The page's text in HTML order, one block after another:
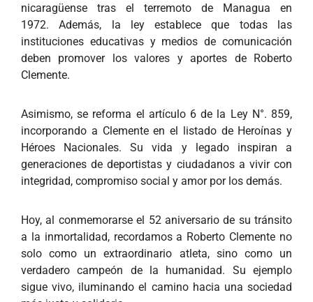
nicaragüense tras el terremoto de Managua en
1972.Además, la ley establece que todas las
instituciones educativas y medios de comunicación
deben promover los valores y aportes de Roberto
Clemente.
Asimismo, se reforma el artículo 6 de la Ley N°. 859,
incorporando a Clemente en el listado de Heroínas y
Héroes Nacionales. Su vida y legado inspiran a
generaciones de deportistas y ciudadanos a vivir con
integridad, compromiso social y amor por los demás.
Hoy, al conmemorarse el 52 aniversario de su tránsito
a la inmortalidad, recordamos a Roberto Clemente no
solo como un extraordinario atleta, sino como un
verdadero campeón de la humanidad. Su ejemplo
sigue vivo, iluminando el camino hacia una sociedad